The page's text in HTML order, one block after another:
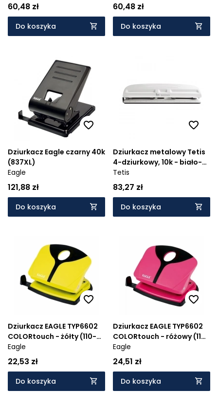
60,48 zł
Do koszyka
60,48 zł
Do koszyka
Dziurkacz Eagle czarny 40k
(837XL)
Eagle
121,88 zł
Do koszyka
Dziurkacz metalowy Tetis
4-dziurkowy, 10k - biało-
czarny (SENSO-41)
Tetis
83,27 zł
Do koszyka
Dziurkacz EAGLE TYP6602
COLORtouch - żółty (110-
1689)
Eagle
22,53 zł
Do koszyka
Dziurkacz EAGLE TYP6602
COLORtouch - różowy (110-
1688)
Eagle
24,51 zł
Do koszyka